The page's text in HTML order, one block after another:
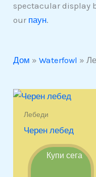
spectacular display
our паун.
Дом »Waterfowl »
Лебеди
Черен лебед
Купи сега